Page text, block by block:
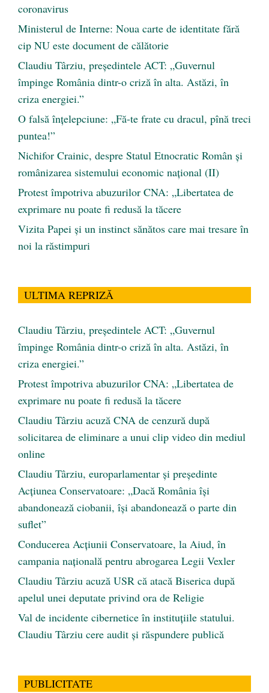
coronavirus
Ministerul de Interne: Noua carte de identitate fără
cip NU este document de călătorie
Claudiu Târziu, președintele ACT: „Guvernul
împinge România dintr-o criză în alta. Astăzi, în
criza energiei.”
O falsă înțelepciune: „Fă-te frate cu dracul, pînă treci
puntea!”
Nichifor Crainic, despre Statul Etnocratic Român şi
românizarea sistemului economic naţional (II)
Protest împotriva abuzurilor CNA: „Libertatea de
exprimare nu poate fi redusă la tăcere
Vizita Papei și un instinct sănătos care mai tresare în
noi la răstimpuri
ULTIMA REPRIZĂ
Claudiu Târziu, președintele ACT: „Guvernul
împinge România dintr-o criză în alta. Astăzi, în
criza energiei.”
Protest împotriva abuzurilor CNA: „Libertatea de
exprimare nu poate fi redusă la tăcere
Claudiu Târziu acuză CNA de cenzură după
solicitarea de eliminare a unui clip video din mediul
online
Claudiu Târziu, europarlamentar și președinte
Acțiunea Conservatoare: „Dacă România își
abandonează ciobanii, își abandonează o parte din
suflet”
Conducerea Acțiunii Conservatoare, la Aiud, în
campania națională pentru abrogarea Legii Vexler
Claudiu Târziu acuză USR că atacă Biserica după
apelul unei deputate privind ora de Religie
Val de incidente cibernetice în instituțiile statului.
Claudiu Târziu cere audit și răspundere publică
PUBLICITATE